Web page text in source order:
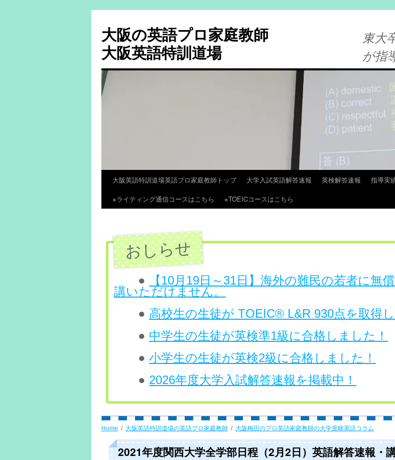
大阪の英語プロ家庭教師
大阪英語特訓道場
東大
が指
大阪英語特訓道場英語プロ家庭教師トップ 大学入試英語解答速報 英検解答速報 指導実
※ライティング通信コースはこちら
※TOEICコースはこちら
●
【10月19日～31日】海外の難民の若者に無
講いただけません。
● 高校生の生徒が TOEIC® L&R 930点を取得
● 中学生の生徒が英検準1級に合格しました！
● 小学生の生徒が英検2級に合格しました！
● 2026年度大学入試解答速報を掲載中！
Home 大阪英語特訓道場の英語プロ家庭教師 大阪梅田のプロ英語家庭教師の大学受験英語コラム
2021年度関西大学全学部日程（2月2日）英語解答速報・